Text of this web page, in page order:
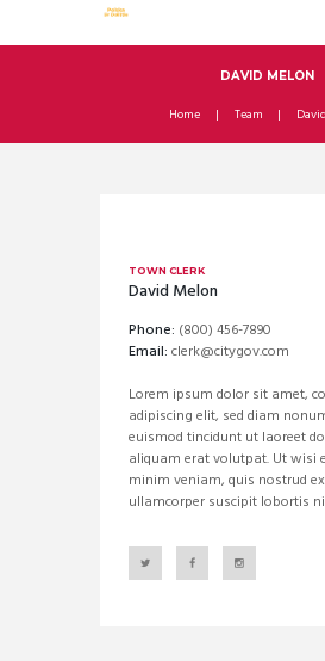
DAVID MELON
Home Team
TOWN CLERK
David Melon
Phone: (800) 456-7890
Email: clerk@citygov.com
Lorem ipsum dolor sit amet,
adipiscing elit, sed diam
euismod tincidunt ut laoreet
aliquam erat volutpat. Ut wisi
minim veniam, quis nostrud
ullamcorper suscipit lobortis